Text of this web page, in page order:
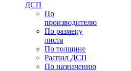
ДСП
По
производителю
По размеру
листа
По толщине
Распил ДСП
По назначению